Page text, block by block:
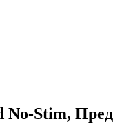
Stim,